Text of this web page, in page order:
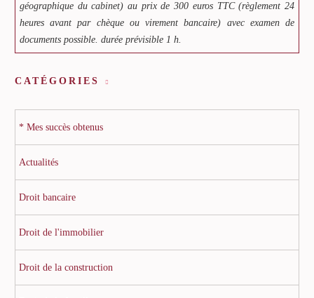
géographique du cabinet) au prix de 300 euros TTC (règlement 24
heures avant par chèque ou virement bancaire) avec examen de
documents possible. durée prévisible 1 h.
CATÉGORIES
* Mes succès obtenus
Actualités
Droit bancaire
Droit de l'immobilier
Droit de la construction